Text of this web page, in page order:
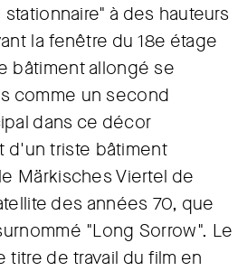
à des hauteurs
la fenêtre du 18e étage
bâtiment allongé se
comme un second
dans ce décor
d'un triste bâtiment
Märkisches Viertel de
des années 70, que
"Long Sorrow". Le
titre de travail du film en